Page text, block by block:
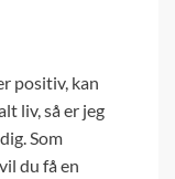
positiv, kan
liv, så er jeg
Som
du få en